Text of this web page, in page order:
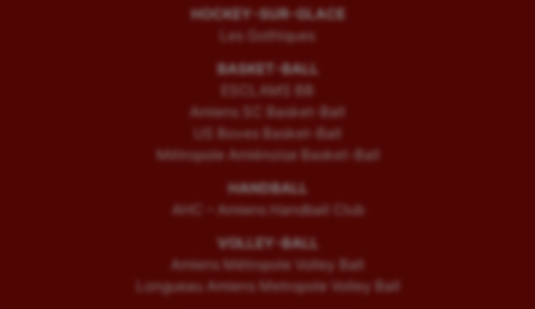
HOCKEY-SUR-GLACE
Les Gothiques
BASKET-BALL
ESCLAMS BB
Amiens SC Basket-Ball
US Boves Basket-Ball
Métropole Amiénoise Basket-Ball
HANDBALL
AHC – Amiens Handball Club
VOLLEY-BALL
Amiens Métropole Volley Ball
Longueau Amiens Metropole Volley Ball